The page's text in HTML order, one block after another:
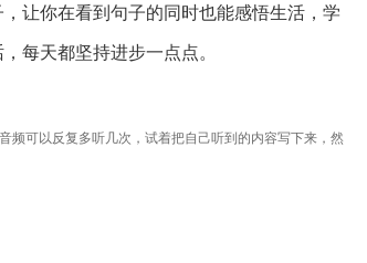
让你在看到句子的同时也能感悟生活，学
每天都坚持进步一点点。
频可以反复多听几次，试着把自己听到的内容写下来，然